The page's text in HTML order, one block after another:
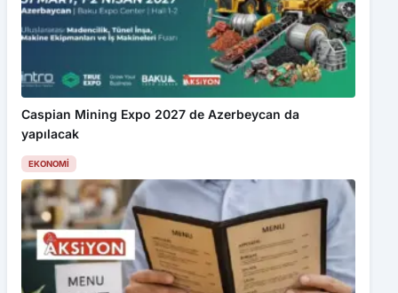
Caspian Mining Expo 2027 de Azerbeycan da
yapılacak
EKONOMI